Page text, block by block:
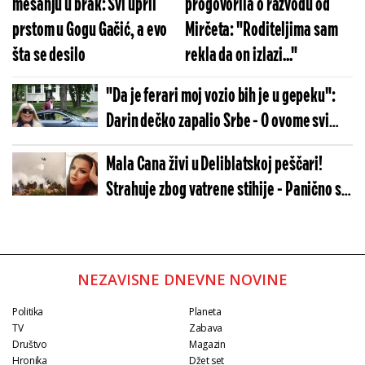
mešanju u brak: Svi uprli
prstom u Gogu Gačić, a evo
šta se desilo
progovorila o razvodu od
Mirčeta: "Roditeljima sam
rekla da on izlazi..."
"Da je ferari moj vozio bih je u gepeku":
Darin dečko zapalio Srbe - O ovome svi
pričaju
Mala Cana živi u Deliblatskoj peščari!
Strahuje zbog vatrene stihije - Panično se
NEZAVISNE DNEVNE NOVINE
Politika
TV
Društvo
Hronika
Planeta
Zabava
Magazin
Džet set